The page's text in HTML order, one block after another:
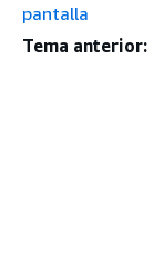
pantalla
Tema anterior: